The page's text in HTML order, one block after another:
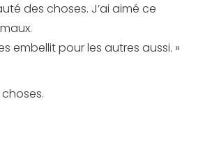
des choses. J’ai aimé ce
embellit pour les autres aussi. »